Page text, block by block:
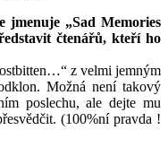
jmenuje „Sad Memories
čtenářů, kteří ho
z velmi jemným
Možná není takový
poslechu, ale dejte mu
(100%ní pravda !